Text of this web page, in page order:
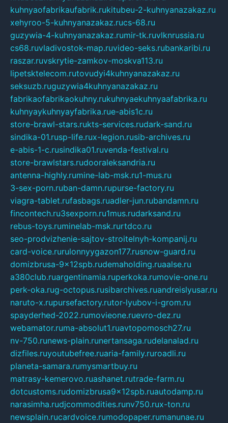
kuhnyaofabrikaufabrik.rukitubeu-2-kuhnyanazakaz.ru
xehyroo-5-kuhnyanazakaz.rucs-68.ru
guzywia-4-kuhnyanazakaz.rumir-tk.ruvlknrussia.ru
cs68.ruvladivostok-map.ruvideo-seks.rubankaribi.ru
raszar.ruvskrytie-zamkov-moskva113.ru
lipetsktelecom.rutovudyi4kuhnyanazakaz.ru
seksuzb.ruguzywia4kuhnyanazakaz.ru
fabrikaofabrikaokuhny.rukuhnyaekuhnyaafabrika.ru
kuhnyaykuhnyayfabrika.rue-abis1c.ru
store-brawl-stars.rukts-services.rudark-sand.ru
sindika-01.rusp-life.rux-legion.rusib-archives.ru
e-abis-1-c.rusindika01.ruvenda-festival.ru
store-brawlstars.rudooraleksandria.ru
antenna-highly.rumine-lab-msk.ru1-mus.ru
3-sex-porn.ruban-damn.rupurse-factory.ru
viagra-tablet.rufasbags.ruadler-jun.rubandamn.ru
fincontech.ru3sexporn.ru1mus.rudarksand.ru
rebus-toys.ruminelab-msk.rurtdco.ru
seo-prodvizhenie-sajtov-stroitelnyh-kompanij.ru
card-voice.rurulonnyygazon177.rusnow-guard.ru
domizbrusa-9x12spb.rudemaholding.ruaalse.ru
a380club.ruargentinamia.ruperkoka.rumovie-one.ru
perk-oka.rug-octopus.rusibarchives.ruandreislyusar.ru
naruto-x.rupursefactory.rutor-lyubov-i-grom.ru
spayderhed-2022.rumovieone.ruevro-dez.ru
webamator.ruma-absolut1.ruavtopomosch27.ru
nv-750.runews-plain.runertansaga.rudelanalad.ru
dizfiles.ruyoutubefree.ruaria-family.ruroadli.ru
planeta-samara.rumysmartbuy.ru
matrasy-kemerovo.ruashanet.rutrade-farm.ru
dotcustoms.rudomizbrusa9x12spb.ruautodamp.ru
narasimha.rudjcommodities.runv750.rux-ton.ru
newsplain.rucardvoice.rumodopaper.rumanunae.ru